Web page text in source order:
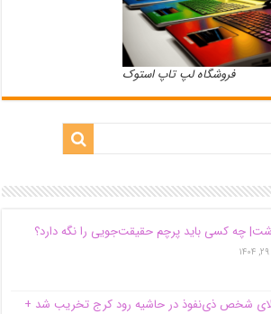
فروشگاه لپ تاپ استوک
‌چه کسی باید پرچم حقیقت‌جویی را نگه دارد؟
شخص ذی‌نفوذ در حاشیه‌ رود کرج تخریب شد +